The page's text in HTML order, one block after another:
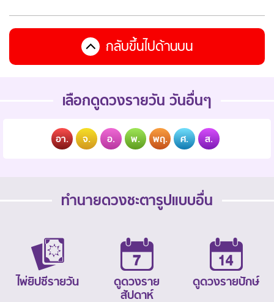
กลับขึ้นไปด้านบน
เลือกดูดวงรายวัน วันอื่นๆ
อา. จ. อ. พ. พฤ. ศ. ส.
ทำนายดวงชะตารูปแบบอื่น
ไพ่ยิปซีรายวัน
ดูดวงราย
สัปดาห์
ดูดวงรายปักษ์